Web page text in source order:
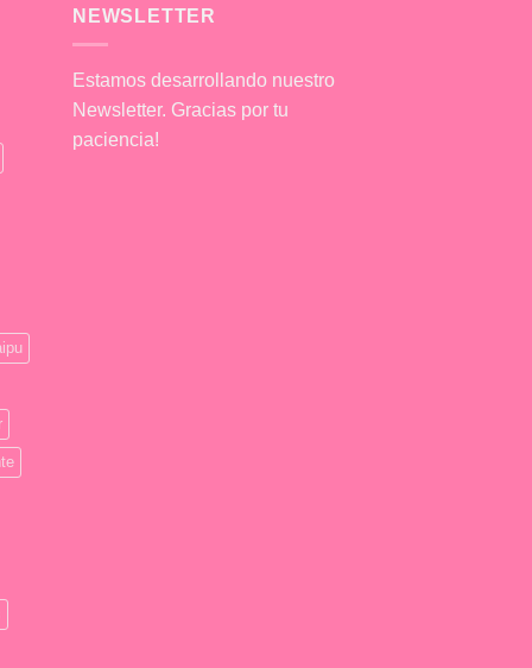
NEWSLETTER
Estamos desarrollando nuestro
Newsletter. Gracias por tu
paciencia!